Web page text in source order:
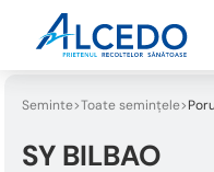
Welcome
One
screen
Seminte Toate semințele
SY BILBAO